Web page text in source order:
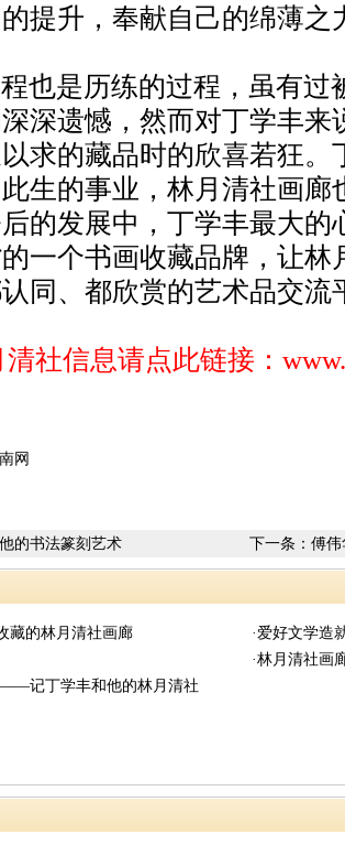
提升，奉献自己的绵薄之
也是历练的过程，虽有过
深遗憾，然而对丁学丰来
求的藏品时的欣喜若狂。
生的事业，林月清社画廊
的发展中，丁学丰最大的
一个书画收藏品牌，让林
同、都欣赏的艺术品交流
社信息请点此链接：
网
下一条： 傅伟
的书法篆刻艺术
藏的林月清社画廊
·爱好文学造
·林月清社画
——记丁学丰和他的林月清社